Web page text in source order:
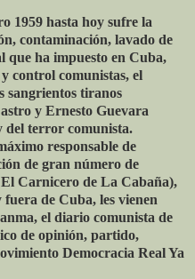
1959 hasta hoy sufre la
contaminación, lavado de
que ha impuesto en Cuba,
control comunistas, el
sangrientos tiranos
y Ernesto Guevara
del terror comunista.
responsable de
de gran número de
Carnicero de La Cabaña),
de Cuba, les vienen
el diario comunista de
de opinión, partido,
Democracia Real Ya